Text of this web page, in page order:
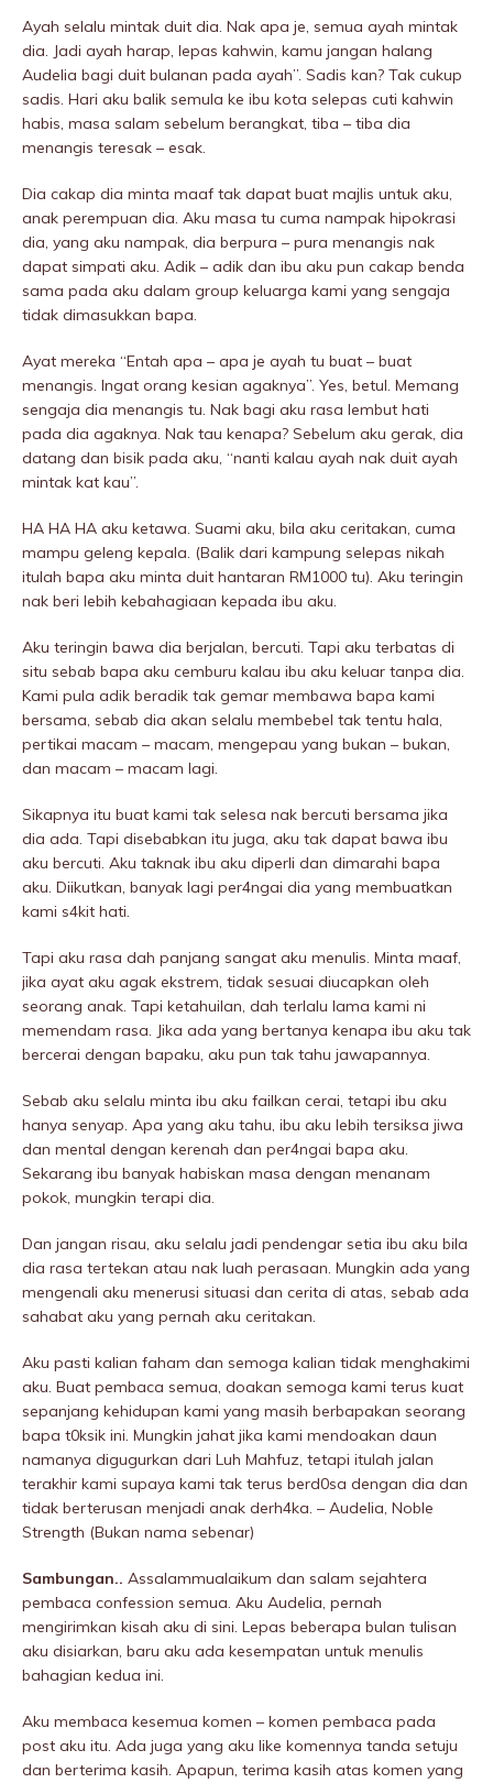
Ayah selalu mintak duit dia. Nak apa je, semua ayah mintak
dia. Jadi ayah harap, lepas kahwin, kamu jangan halang
Audelia bagi duit bulanan pada ayah”. Sadis kan? Tak cukup
sadis. Hari aku balik semula ke ibu kota selepas cuti kahwin
habis, masa salam sebelum berangkat, tiba – tiba dia
menangis teresak – esak.
Dia cakap dia minta maaf tak dapat buat majlis untuk aku,
anak perempuan dia. Aku masa tu cuma nampak hipokrasi
dia, yang aku nampak, dia berpura – pura menangis nak
dapat simpati aku. Adik – adik dan ibu aku pun cakap benda
sama pada aku dalam group keluarga kami yang sengaja
tidak dimasukkan bapa.
Ayat mereka “Entah apa – apa je ayah tu buat – buat
menangis. Ingat orang kesian agaknya”. Yes, betul. Memang
sengaja dia menangis tu. Nak bagi aku rasa lembut hati
pada dia agaknya. Nak tau kenapa? Sebelum aku gerak, dia
datang dan bisik pada aku, “nanti kalau ayah nak duit ayah
mintak kat kau”.
HA HA HA aku ketawa. Suami aku, bila aku ceritakan, cuma
mampu geleng kepala. (Balik dari kampung selepas nikah
itulah bapa aku minta duit hantaran RM1000 tu). Aku teringin
nak beri lebih kebahagiaan kepada ibu aku.
Aku teringin bawa dia berjalan, bercuti. Tapi aku terbatas di
situ sebab bapa aku cemburu kalau ibu aku keluar tanpa dia.
Kami pula adik beradik tak gemar membawa bapa kami
bersama, sebab dia akan selalu membebel tak tentu hala,
pertikai macam – macam, mengepau yang bukan – bukan,
dan macam – macam lagi.
Sikapnya itu buat kami tak selesa nak bercuti bersama jika
dia ada. Tapi disebabkan itu juga, aku tak dapat bawa ibu
aku bercuti. Aku taknak ibu aku diperli dan dimarahi bapa
aku. Diikutkan, banyak lagi per4ngai dia yang membuatkan
kami s4kit hati.
Tapi aku rasa dah panjang sangat aku menulis. Minta maaf,
jika ayat aku agak ekstrem, tidak sesuai diucapkan oleh
seorang anak. Tapi ketahuilan, dah terlalu lama kami ni
memendam rasa. Jika ada yang bertanya kenapa ibu aku tak
bercerai dengan bapaku, aku pun tak tahu jawapannya.
Sebab aku selalu minta ibu aku failkan cerai, tetapi ibu aku
hanya senyap. Apa yang aku tahu, ibu aku lebih tersiksa jiwa
dan mentaI dengan kerenah dan per4ngai bapa aku.
Sekarang ibu banyak habiskan masa dengan menanam
pokok, mungkin terapi dia.
Dan jangan risau, aku selalu jadi pendengar setia ibu aku bila
dia rasa tertekan atau nak luah perasaan. Mungkin ada yang
mengenali aku menerusi situasi dan cerita di atas, sebab ada
sahabat aku yang pernah aku ceritakan.
Aku pasti kalian faham dan semoga kalian tidak menghakimi
aku. Buat pembaca semua, doakan semoga kami terus kuat
sepanjang kehidupan kami yang masih berbapakan seorang
bapa t0ksik ini. Mungkin jahat jika kami mendoakan daun
namanya digugurkan dari Luh Mahfuz, tetapi itulah jalan
terakhir kami supaya kami tak terus berd0sa dengan dia dan
tidak berterusan menjadi anak derh4ka. – Audelia, Noble
Strength (Bukan nama sebenar)
Sambungan.. Assalammualaikum dan salam sejahtera
pembaca confession semua. Aku Audelia, pernah
mengirimkan kisah aku di sini. Lepas beberapa bulan tulisan
aku disiarkan, baru aku ada kesempatan untuk menulis
bahagian kedua ini.
Aku membaca kesemua komen – komen pembaca pada
post aku itu. Ada juga yang aku like komennya tanda setuju
dan berterima kasih. Apapun, terima kasih atas komen yang